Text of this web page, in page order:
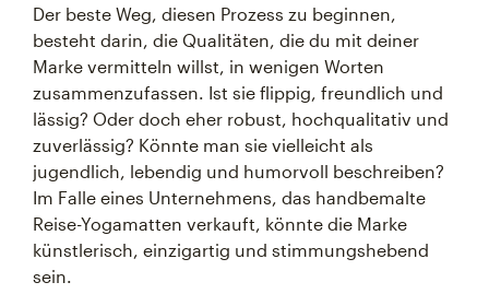
Der beste Weg, diesen Prozess zu beginnen,
besteht darin, die Qualitäten, die du mit deiner
Marke vermitteln willst, in wenigen Worten
zusammenzufassen. Ist sie flippig, freundlich und
lässig? Oder doch eher robust, hochqualitativ und
zuverlässig? Könnte man sie vielleicht als
jugendlich, lebendig und humorvoll beschreiben?
Im Falle eines Unternehmens, das handbemalte
Reise-Yogamatten verkauft, könnte die Marke
künstlerisch, einzigartig und stimmungshebend
sein.